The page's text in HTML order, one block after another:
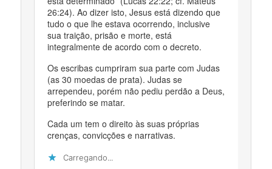
26:24). Ao dizer isto, Jesus está dizendo que
tudo o que lhe estava ocorrendo, inclusive
sua traição, prisão e morte, está
integralmente de acordo com o decreto.
Os escribas cumpriram sua parte com Judas
(as 30 moedas de prata). Judas se
arrependeu, porém não pediu perdão a Deus,
preferindo se matar.
Cada um tem o direito às suas próprias
crenças, convicções e narrativas.
Carregando...